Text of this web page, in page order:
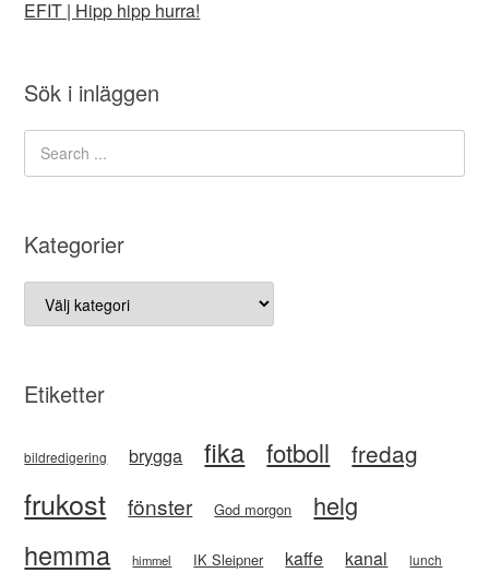
EFIT | Hipp hipp hurra!
Sök i inläggen
Kategorier
Kategorier
Etiketter
bildredigering brygga fika fotboll fredag
frukost fönster God morgon helg
hemma himmel IK Sleipner kaffe kanal lunch